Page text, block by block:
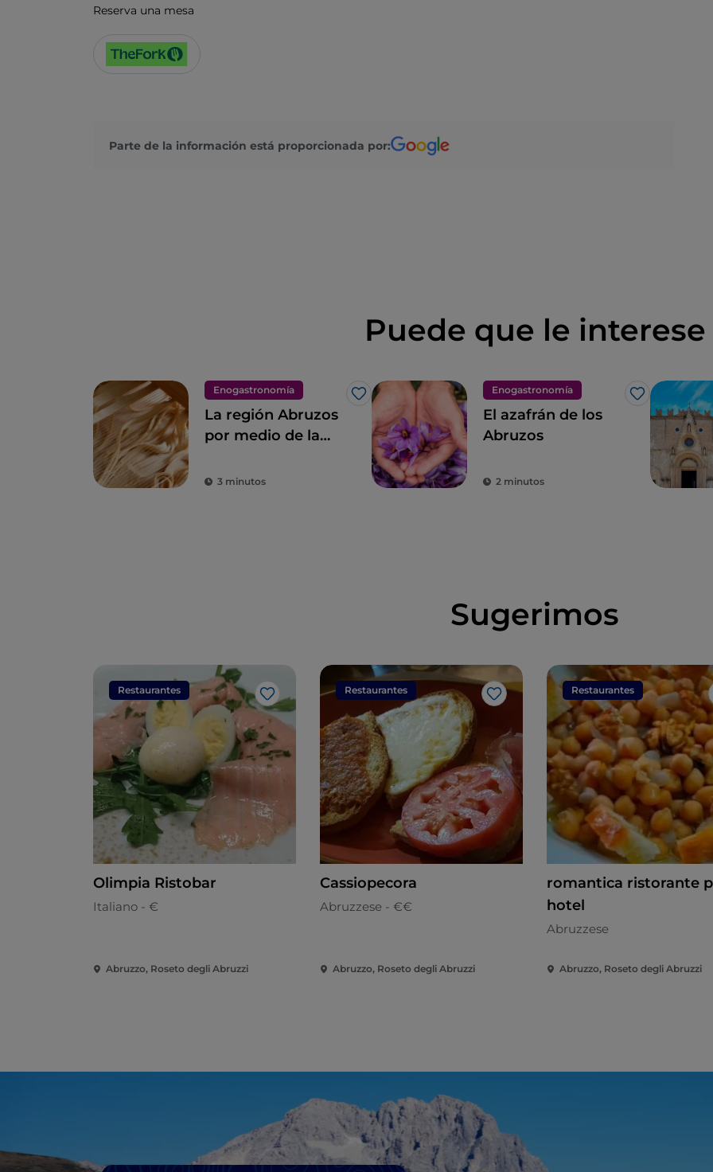
Reserva una mesa
Parte de la información está proporcionada por:
Puede que le interese
Enogastronomía
Me gusta
La región Abruzos
por medio de la
De Santis
3 minutos
Enogastronomía
Me gusta
El azafrán de los
Abruzos
2 minutos
Sugerimos
Restaurantes
Me gusta
Olimpia Ristobar
Italiano - €
Abruzzo, Roseto degli Abruzzi
Restaurantes
Me gusta
Cassiopecora
Abruzzese - €€
Abruzzo, Roseto degli Abruzzi
Restaurantes
romantica ristorante
hotel
Abruzzese
Abruzzo, Roseto degli Abruzzi